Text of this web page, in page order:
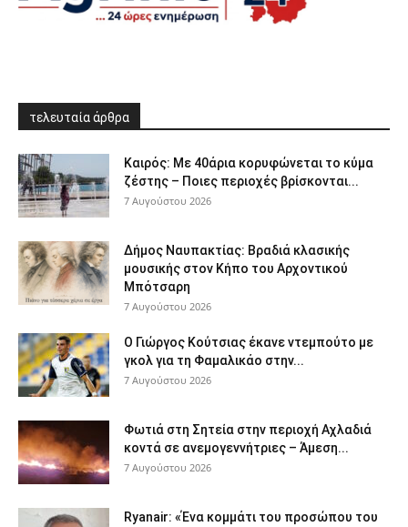
τελευταία άρθρα
Καιρός: Με 40άρια κορυφώνεται το κύμα
ζέστης – Ποιες περιοχές βρίσκονται...
7 Αυγούστου 2026
Δήμος Ναυπακτίας: Βραδιά κλασικής
μουσικής στον Κήπο του Αρχοντικού
Μπότσαρη
7 Αυγούστου 2026
Ο Γιώργος Κούτσιας έκανε ντεμπούτο με
γκολ για τη Φαμαλικάο στην...
7 Αυγούστου 2026
Φωτιά στη Σητεία στην περιοχή Αχλαδιά
κοντά σε ανεμογεννήτριες – Άμεση...
7 Αυγούστου 2026
Ryanair: «Ένα κομμάτι του προσώπου του